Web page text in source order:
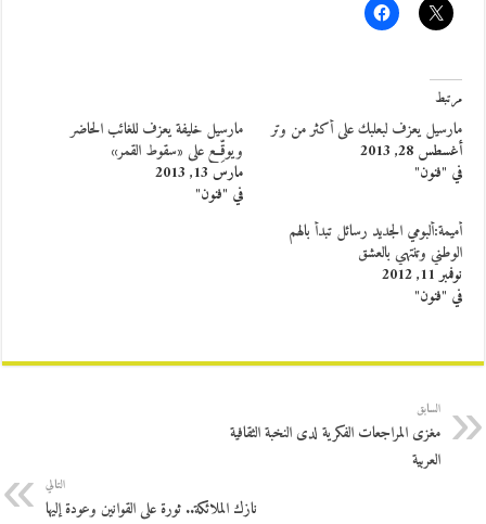
مرتبط
مارسيل يعزف لبعلبك على أكثر من وتر
أغسطس 28, 2013
في "فنون"
مارسيل خليفة يعزف للغائب الحاضر
ويوقِّع على «سقوط القمر»
مارس 13, 2013
في "فنون"
أميمة:ألبومي الجديد رسائل تبدأ بالهم
الوطني وتنتهي بالعشق
نوفمبر 11, 2012
في "فنون"
السابق
مغزى المراجعات الفكرية لدى النخبة الثقافية
العربية
التالي
نازك الملائكة.. ثورة على القوانين وعودة إليها